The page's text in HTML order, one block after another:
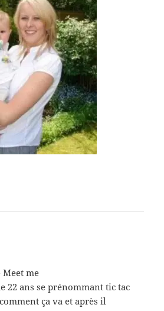
me
22 ans se prénommant tic tac
ça va et après il